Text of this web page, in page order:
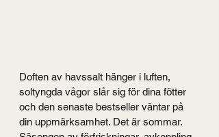
Doften av havssalt hänger i luften,
soltyngda vågor slår sig för dina fötter
och den senaste bestseller väntar på
din uppmärksamhet. Det är sommar.